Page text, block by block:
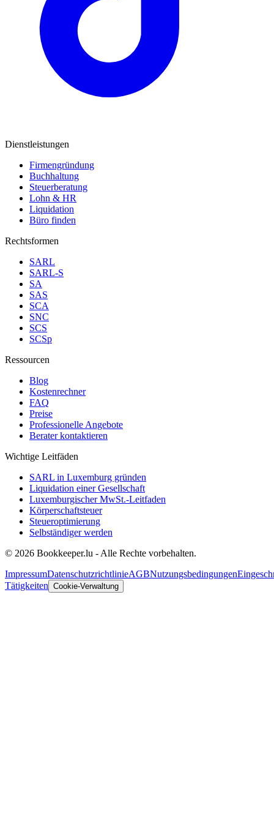
Dienstleistungen
Firmengründung
Buchhaltung
Steuerberatung
Lohn & HR
Liquidation
Büro finden
Rechtsformen
SARL
SARL-S
SA
SAS
SCA
SNC
SCS
SCSp
Ressourcen
Blog
Kostenrechner
FAQ
Preise
Professionelle Angebote
Berater kontaktieren
Wichtige Leitfäden
SARL in Luxemburg gründen
Liquidation einer Gesellschaft
Luxemburgischer MwSt.-Leitfaden
Körperschaftsteuer
Steueroptimierung
Selbständiger werden
© 2026 Bookkeeper.lu - Alle Rechte vorbehalten.
ImpressumDatenschutzrichtlinieAGBNutzungsbedingungen
Tätigkeiten Cookie-Verwaltung